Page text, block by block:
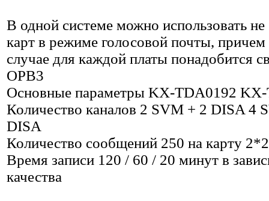
В одной системе можно использовать не
карт в режиме голосовой почты, причем
случае для каждой платы понадобится
OPB3
Основные параметры KX-TDA0192
Количество каналов 2 SVM + 2 DISA 4
DISA
Количество сообщений 250 на карту
Время записи 120 / 60 / 20 минут в
качества